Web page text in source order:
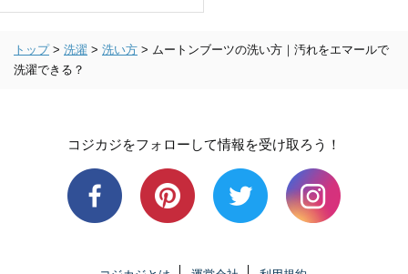
トップ > 洗濯 > 洗い方 > ムートンブーツの洗い方｜汚れをエマールで
洗濯できる？
コジカジをフォローして情報を受け取ろう！